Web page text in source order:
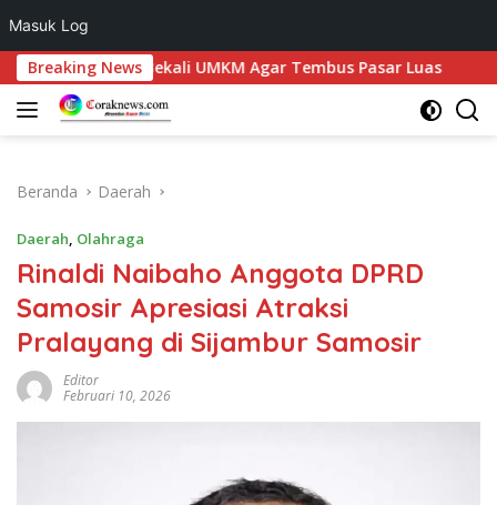
Masuk Log
Langsung
ke
konten
Breaking News
Bekali UMKM Agar Tembus Pasar Luas Rajut
Beranda Daerah
Daerah, Olahraga
Rinaldi Naibaho Anggota DPRD
Samosir Apresiasi Atraksi
Pralayang di Sijambur Samosir
Editor
Februari 10, 2026